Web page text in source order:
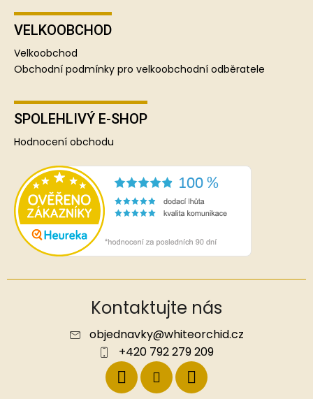
VELKOOBCHOD
Velkoobchod
Obchodní podmínky pro velkoobchodní odběratele
SPOLEHLIVÝ E-SHOP
Hodnocení obchodu
Kontaktujte nás
objednavky@whiteorchid.cz
+420 792 279 209